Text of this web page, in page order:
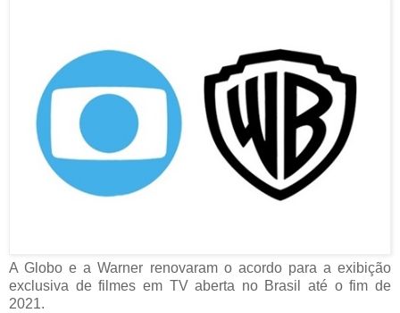
A Globo e a Warner renovaram o acordo para a exibição
exclusiva de filmes em TV aberta no Brasil até o fim de
2021.